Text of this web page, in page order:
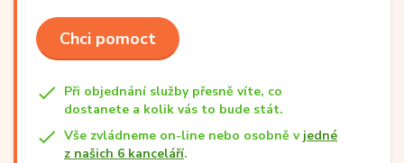
Chci pomoct
Při objednání služby přesně víte, co
dostanete a kolik vás to bude stát.
Vše zvládneme on-line nebo osobně v jedné
z našich 6 kanceláří.